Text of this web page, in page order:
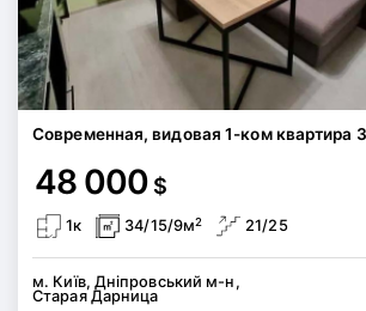
Современная, видовая 1-ком квартира
48 000 $
1к 34/15/9м2 21/25
м. Київ, Дніпровський м-н,
Старая Дарница